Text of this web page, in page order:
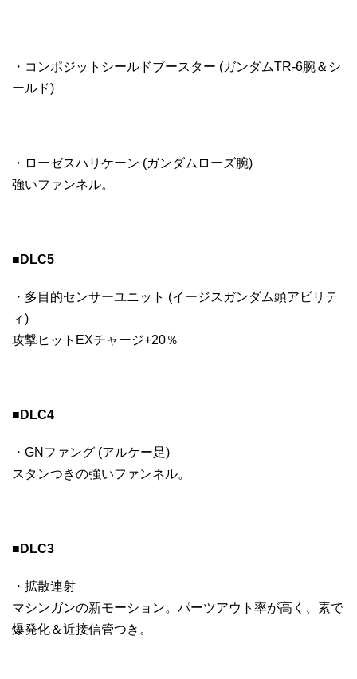
・コンポジットシールドブースター (ガンダムTR-6腕＆シ
ールド)
・ローゼスハリケーン (ガンダムローズ腕)
強いファンネル。
■DLC5
・多目的センサーユニット (イージスガンダム頭アビリテ
ィ)
攻撃ヒットEXチャージ+20％
■DLC4
・GNファング (アルケー足)
スタンつきの強いファンネル。
■DLC3
・拡散連射
マシンガンの新モーション。パーツアウト率が高く、素で
爆発化＆近接信管つき。